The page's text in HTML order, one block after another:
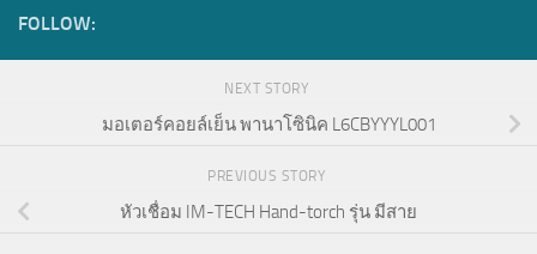
FOLLOW:
NEXT STORY
มอเตอร์คอยล์เย็น พานาโซินิค L6CBYYYL001
PREVIOUS STORY
หัวเชื่อม IM-TECH Hand-torch รุ่น มีสาย